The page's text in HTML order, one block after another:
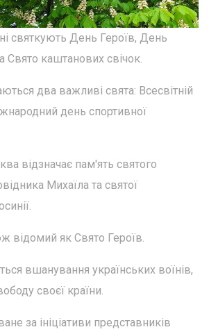
святкують День Героїв, День
Свято каштанових свічок.
два важливі свята: Всесвітній
день спортивної
відзначає пам'ять святого
Михаїла та святої
відомий як Свято Героїв.
вшанування українських воїнів,
своєї країни.
за ініціативи представників